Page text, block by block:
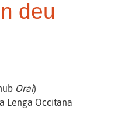
deu
Orai)
Lenga Occitana